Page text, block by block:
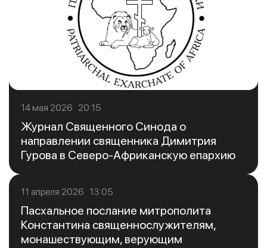
14 мая 2026 20:15
Журнал Священного Синода о
направлении священника Димитрия
Гурова в Северо-Африканскую епархию
11 апреля 2026 13:05
Пасхальное послание митрополита
Константина священнослужителям,
монашествующим, верующим